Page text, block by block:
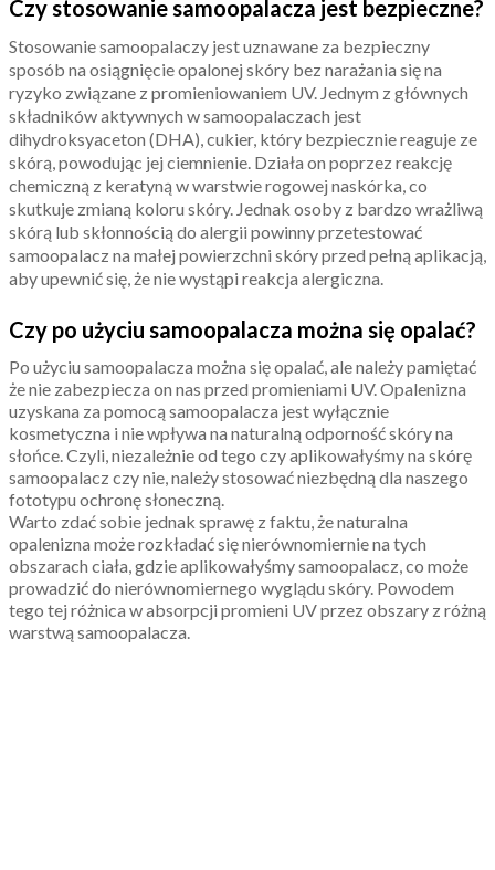
Czy stosowanie samoopalacza jest bezpieczne?
Stosowanie samoopalaczy jest uznawane za bezpieczny
sposób na osiągnięcie opalonej skóry bez narażania się na
ryzyko związane z promieniowaniem UV. Jednym z głównych
składników aktywnych w samoopalaczach jest
dihydroksyaceton (DHA), cukier, który bezpiecznie reaguje ze
skórą, powodując jej ciemnienie. Działa on poprzez reakcję
chemiczną z keratyną w warstwie rogowej naskórka, co
skutkuje zmianą koloru skóry. Jednak osoby z bardzo wrażliwą
skórą lub skłonnością do alergii powinny przetestować
samoopalacz na małej powierzchni skóry przed pełną aplikacją,
aby upewnić się, że nie wystąpi reakcja alergiczna.
Czy po użyciu samoopalacza można się opalać?
Po użyciu samoopalacza można się opalać, ale należy pamiętać
że nie zabezpiecza on nas przed promieniami UV. Opalenizna
uzyskana za pomocą samoopalacza jest wyłącznie
kosmetyczna i nie wpływa na naturalną odporność skóry na
słońce. Czyli, niezależnie od tego czy aplikowałyśmy na skórę
samoopalacz czy nie, należy stosować niezbędną dla naszego
fototypu ochronę słoneczną.
Warto zdać sobie jednak sprawę z faktu, że naturalna
opalenizna może rozkładać się nierównomiernie na tych
obszarach ciała, gdzie aplikowałyśmy samoopalacz, co może
prowadzić do nierównomiernego wyglądu skóry. Powodem
tego tej różnica w absorpcji promieni UV przez obszary z różną
warstwą samoopalacza.